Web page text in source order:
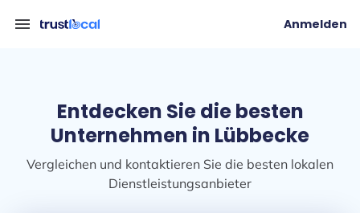
menu Anmelden
Entdecken Sie die besten
Unternehmen in Lübbecke
Vergleichen und kontaktieren Sie die besten lokalen
Dienstleistungsanbieter